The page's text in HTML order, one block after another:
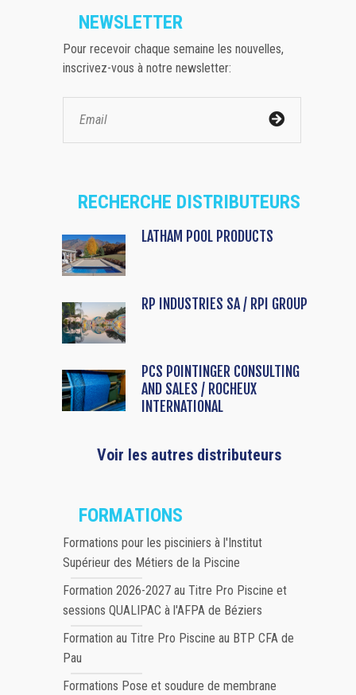
NEWSLETTER
Pour recevoir chaque semaine les nouvelles,
inscrivez-vous à notre newsletter:
RECHERCHE DISTRIBUTEURS
LATHAM POOL PRODUCTS
RP INDUSTRIES SA / RPI GROUP
PCS POINTINGER CONSULTING
AND SALES / ROCHEUX
INTERNATIONAL
Voir les autres distributeurs
FORMATIONS
Formations pour les pisciniers à l'Institut
Supérieur des Métiers de la Piscine
Formation 2026-2027 au Titre Pro Piscine et
sessions QUALIPAC à l'AFPA de Béziers
Formation au Titre Pro Piscine au BTP CFA de
Pau
Formations Pose et soudure de membrane